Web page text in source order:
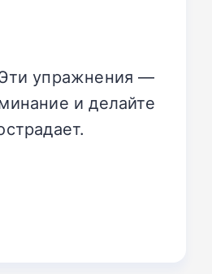
упражнения —
и делайте